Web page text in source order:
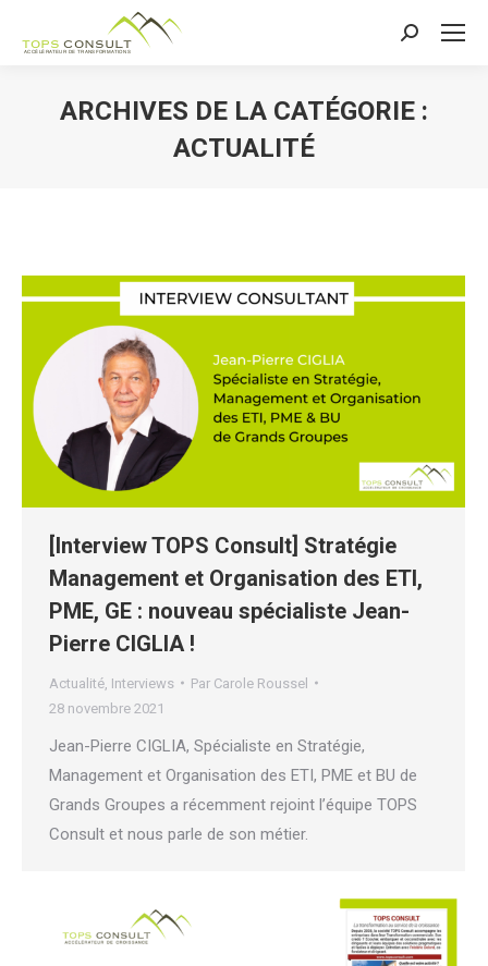
Recherche
ARCHIVES DE LA CATÉGORIE :
ACTUALITÉ
[Interview TOPS Consult] Stratégie
Management et Organisation des ETI,
PME, GE : nouveau spécialiste Jean-
Pierre CIGLIA !
Actualité Interviews Par Carole Roussel
28 novembre 2021
Jean-Pierre CIGLIA, Spécialiste en Stratégie,
Management et Organisation des ETI, PME et BU de
Grands Groupes a récemment rejoint l’équipe TOPS
Consult et nous parle de son métier.